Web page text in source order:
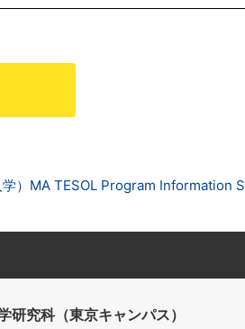
学）MA TESOL Program
研究科（東京キャンパス）